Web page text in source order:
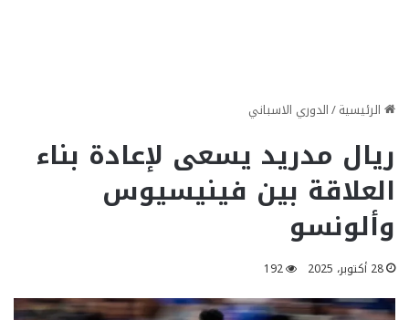
الرئيسية/الدوري الاسباني
ريال مدريد يسعى لإعادة بناء
العلاقة بين فينيسيوس
وألونسو
28 أكتوبر، 2025 192